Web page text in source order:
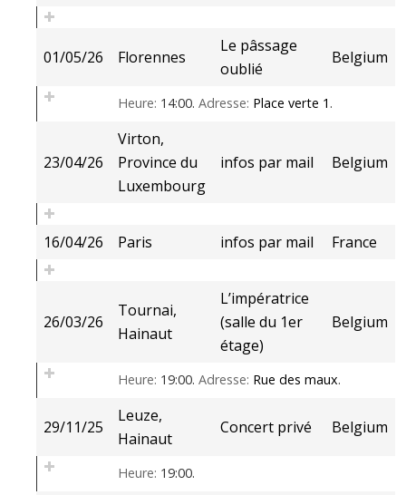
01/05/26 Florennes
Le pâssage
oublié
Belgium
Heure: 14:00. Adresse: Place verte 1 .
23/04/26
Virton,
Province du
Luxembourg
infos par mail Belgium
16/04/26 Paris infos par mail France
26/03/26
Tournai,
Hainaut
L’impératrice
(salle du 1er
étage)
Belgium
Heure: 19:00. Adresse: Rue des maux.
29/11/25
Leuze,
Hainaut
Concert privé Belgium
Heure: 19:00.